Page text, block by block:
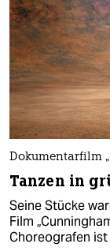
Dokumentarfilm
Tanzen in
Seine Stücke
Film
Choreografen